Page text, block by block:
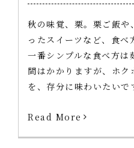
秋の味覚、栗。栗ご飯や
ったスイーツなど、食べ
一番シンプルな食べ方は
間はかかりますが、ホ
を、存分に味わいたいで
Read More